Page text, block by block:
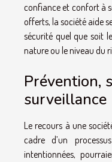
confiance et confort à
offerts, la société aide
sécurité quel que soit
nature ou le niveau du
Prévention,
surveillance
Le recours à une
cadre d’un
intentionnées,